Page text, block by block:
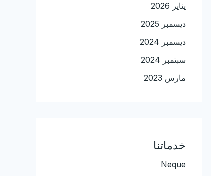
يناير 2026
ديسمبر 2025
ديسمبر 2024
سبتمبر 2024
مارس 2023
خدماتنا
Neque